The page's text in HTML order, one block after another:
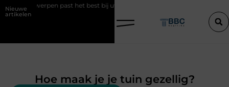
Nieuwe
artikelen
Antwerpen past het best bij uw situatie?
Hoe maak je je tuin gezellig?